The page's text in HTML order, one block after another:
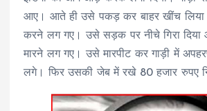
आए। आते ही उसे पकड़ कर बाहर खींच
करने लग गए। उसे सड़क पर नीचे गिरा
मारने लग गए। उसे मारपीट कर गाड़ी में
लगे। फिर उसकी जेब में रखे 80 हजार रुपए